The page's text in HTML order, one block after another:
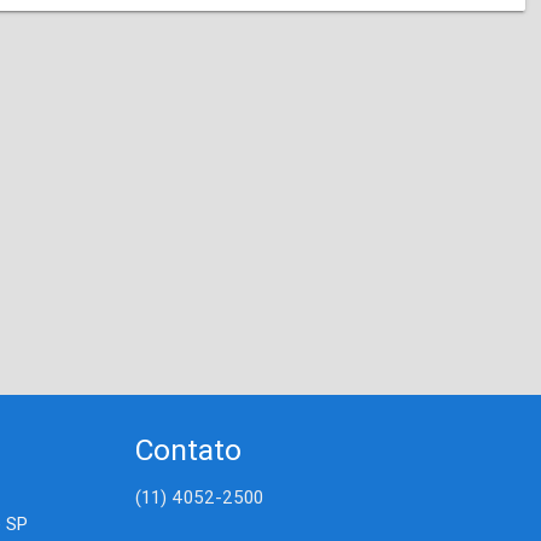
Contato
(11) 4052-2500